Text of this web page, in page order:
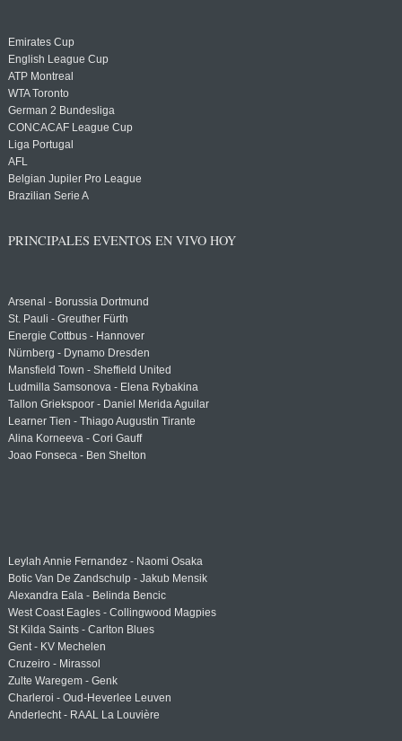
Emirates Cup
English League Cup
ATP Montreal
WTA Toronto
German 2 Bundesliga
CONCACAF League Cup
Liga Portugal
AFL
Belgian Jupiler Pro League
Brazilian Serie A
PRINCIPALES EVENTOS EN VIVO HOY
Arsenal - Borussia Dortmund
St. Pauli - Greuther Fürth
Energie Cottbus - Hannover
Nürnberg - Dynamo Dresden
Mansfield Town - Sheffield United
Ludmilla Samsonova - Elena Rybakina
Tallon Griekspoor - Daniel Merida Aguilar
Learner Tien - Thiago Augustin Tirante
Alina Korneeva - Cori Gauff
Joao Fonseca - Ben Shelton
Leylah Annie Fernandez - Naomi Osaka
Botic Van De Zandschulp - Jakub Mensik
Alexandra Eala - Belinda Bencic
West Coast Eagles - Collingwood Magpies
St Kilda Saints - Carlton Blues
Gent - KV Mechelen
Cruzeiro - Mirassol
Zulte Waregem - Genk
Charleroi - Oud-Heverlee Leuven
Anderlecht - RAAL La Louvière